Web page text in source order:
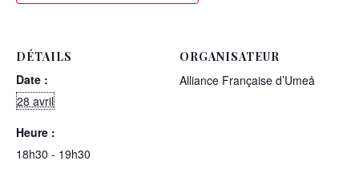
DÉTAILS
Date :
28 avril
Heure :
18h30 - 19h30
ORGANISATEUR
Alliance Française d’Umeå